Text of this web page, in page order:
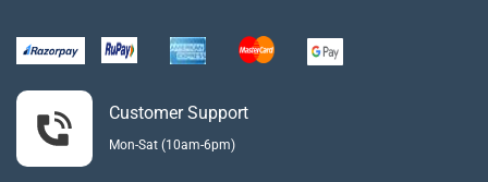
Customer Support
Mon-Sat (10am-6pm)